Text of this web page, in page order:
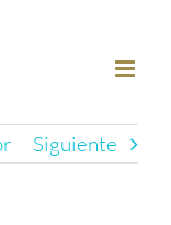
Siguiente